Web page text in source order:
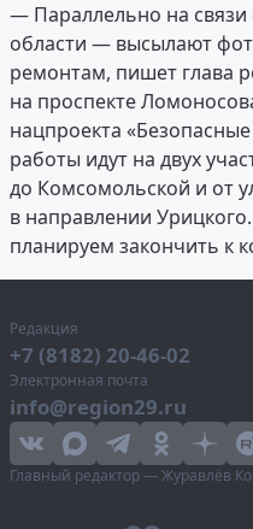
— Параллельно на связи
области — высылают
ремонтам, пишет глава
на проспекте
нацпроекта
работы идут на двух
до Комсомольской и от
в направлении
планируем закончить к
Редакция
+7 (8182) 20-46-02
Электронная почта
info@region29.ru
Главный редактор — Журавлёв